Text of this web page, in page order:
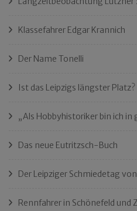
Klassefahrer Edgar Krannich
Der Name Tonelli
Ist das Leipzigs längster Platz?
„Als Hobbyhistoriker bin ich in
Das neue Eutritzsch-Buch
Der Leipziger Schmiedetag
Rennfahrer in Schönefeld und